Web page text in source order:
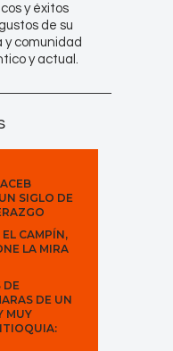
y éxitos
de su
y comunidad
y actual.
SIGLO DE
CAMPÍN,
LA MIRA
DE
DE UN
MUY